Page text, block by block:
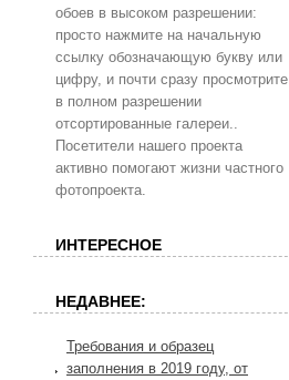
обоев в высоком разрешении:
просто нажмите на начальную
ссылку обозначающую букву или
цифру, и почти сразу просмотрите
в полном разрешении
отсортированные галереи..
Посетители нашего проекта
активно помогают жизни частного
фотопроекта.
ИНТЕРЕСНОЕ
НЕДАВНЕЕ:
Требования и образец
заполнения в 2019 году, от